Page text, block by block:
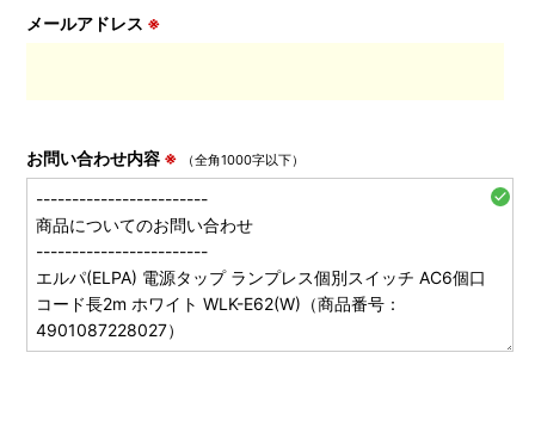
メールアドレス ※
お問い合わせ内容 ※ （全角1000字以下）
check